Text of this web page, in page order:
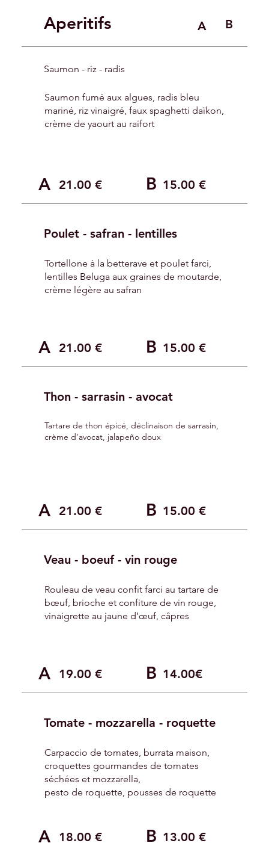
Aperitifs B
A
Saumon - riz - radis
Saumon fumé aux algues, radis bleu
mariné, riz vinaigré, faux spaghetti daïkon,
crème de yaourt au raifort
21.00 € 15.00 €
A B
Poulet - safran - lentilles
Tortellone à la betterave et poulet farci,
lentilles Beluga aux graines de moutarde,
crème légère au safran
21.00 € 15.00 €
A B
Thon - sarrasin - avocat
Tartare de thon épicé, déclinaison de sarrasin,
crème d’avocat, jalapeño doux
21.00 € 15.00 €
A B
Veau - boeuf - vin rouge
Rouleau de veau confit farci au tartare de
bœuf, brioche et confiture de vin rouge,
vinaigrette au jaune d’œuf, câpres
19.00 € 14.00€
A B
Tomate - mozzarella - roquette
Carpaccio de tomates, burrata maison,
croquettes gourmandes de tomates
séchées et mozzarella,
pesto de roquette, pousses de roquette
18.00 € 13.00 €
A B